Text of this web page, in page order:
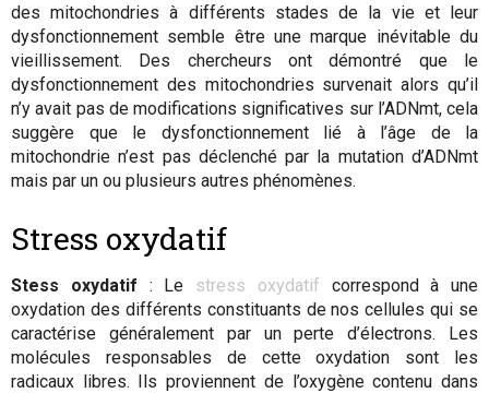
des mitochondries à différents stades de la vie et leur
dysfonctionnement semble être une marque inévitable du
vieillissement. Des chercheurs ont démontré que le
dysfonctionnement des mitochondries survenait alors qu’il
n’y avait pas de modifications significatives sur l’ADNmt, cela
suggère que le dysfonctionnement lié à l’âge de la
mitochondrie n’est pas déclenché par la mutation d’ADNmt
mais par un ou plusieurs autres phénomènes.
Stress oxydatif
Stess oxydatif : Le stress oxydatif correspond à une
oxydation des différents constituants de nos cellules qui se
caractérise généralement par un perte d’électrons. Les
molécules responsables de cette oxydation sont les
radicaux libres. Ils proviennent de l’oxygène contenu dans